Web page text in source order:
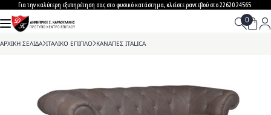
to
content
Για την καλύτερη εξυπηρέτηση σας στο φυσικό κατάστημα, κλείστε ραντεβού στο 22620 24565.
ΑΡΧΙΚΗ ΣΕΛΙΔΑ>ΙΤΑΛΙΚΟ ΕΠΙΠΛΟ>ΚΑΝΑΠΕΣ ITALICA